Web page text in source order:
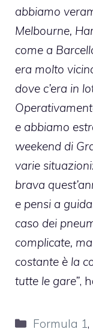
abbiamo
Melbourne,
come a
era molto
dove c’era in
e abbiamo
weekend di
varie
brava
e pensi a
caso dei
complicate,
costante è la
tutte le gare”,
Categorie
Formula 1,